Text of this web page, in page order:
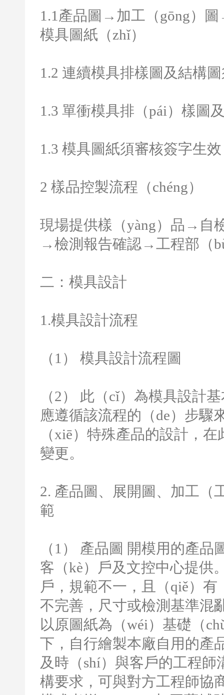
1.1 產品圖→加工（gōng）
模具圖紙（zhǐ）
1.2 連續模具排樣圖及結構
1.3 單衝模具排（pái）樣圖
1.3 模具圖紙須審核簽字生
2 樣品控製流程（chéng）
現場提供樣（yàng）品 →自
→檢測報告確認→工程部（
二：模具設計
1.模具設計流程
（1 ） 模具設計流程圖
（2） 此（cǐ）為模具設計
應遵循該流程的（de）步驟
（xiē）特殊產品的設計，
變更。
2. 產品圖、展開圖、加工（
範
（1 ） 產品圖 開模用的產品
客（kè）戶及文控中心提供
戶，規範不一，且（qiě）
不完善，尺寸或檢測基準混
以原圖紙為（wéi）基礎（
下，自行繪製本廠自用的產
及時（shí）與客戶的工程師
構要求，可與對方工程師協